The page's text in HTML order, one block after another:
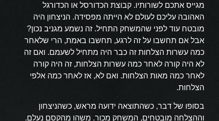
מגייס אתכם לשורותיו. קבוצת הכדורסל או הכדורגל
האהובה עליכם לעולם לא הייתה מפסידה. הניצחון היה
מובטח עוד לפני שהמשחק התחיל. זה נשמע מגניב נכון?
אבל אם תחשבו על זה לרגע, תחשבו באמת, הרי שלאחר
כמה עשרות הצלחות זה כבר היה מתחיל לשעמם. ואם זה
לא היה קורה לאחר כמה עשרות הצלחות, זה היה קורה
לאחר כמה מאות הצלחות. ואם לא, אז לאחר כמה אלפי
הצלחות.
בסופו של דבר, כשהתוצאה ידועה מראש, כשהניצחון
וההצלחה מובטחים, המשחק מכור. משהו מהקסם נעלם.